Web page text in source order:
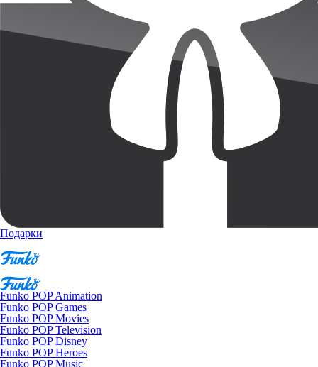
Подарки
Funko POP Animation
Funko POP Games
Funko POP Movies
Funko POP Television
Funko POP Disney
Funko POP Heroes
Funko POP Music